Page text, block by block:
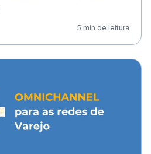
5 min de leitura